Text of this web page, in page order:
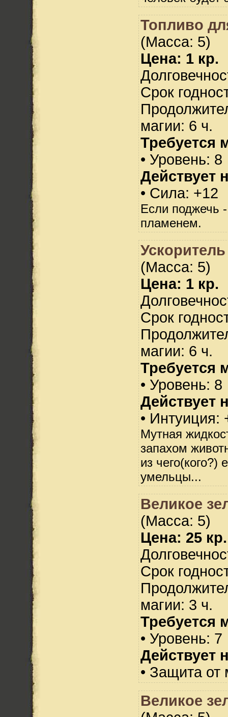
Топливо
(Масса: 5)
Цена: 1 кр.
Срок
магии: 6 ч.
Требуется
• Уровень: 8
Действует
• Сила: +12
Если поджечь
пламенем.
(Масса: 5)
Цена: 1 кр.
Срок
магии: 6 ч.
Требуется
• Уровень: 8
Действует
• Интуиция:
Мутная
запахом
из
умельцы...
Великое
(Масса: 5)
Цена: 25 кр.
Срок
магии: 3 ч.
Требуется
• Уровень: 7
Действует
• Защита от
Великое